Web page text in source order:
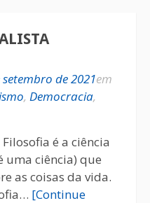
setembro de 2021em
, Democracia,
é a ciência
uma ciência) que
as coisas da vida.
[Continue